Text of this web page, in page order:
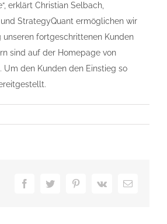
erklärt Christian Selbach,
StrategyQuant ermöglichen wir
fortgeschrittenen Kunden
sind auf der Homepage von
Um den Kunden den Einstieg so
FacebookTwitterPinterest
Vk
E-